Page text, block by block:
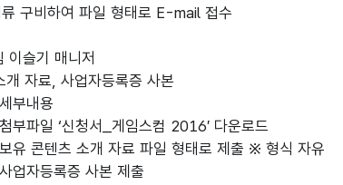
구비하여 파일 형태로 E-mail 접수
슬기 매니저
자료, 사업자등록증 사본
세부내용
첨부파일 ‘신청서_게임스컴 2016′ 다운로드
보유 콘텐츠 소개 자료 파일 형태로 제출 ※ 형식 자유
사업자등록증 사본 제출